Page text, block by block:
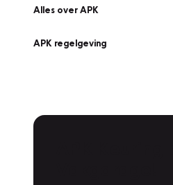
Alles over APK
APK regelgeving